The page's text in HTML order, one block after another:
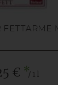
FETTARME
€ */ 1 l